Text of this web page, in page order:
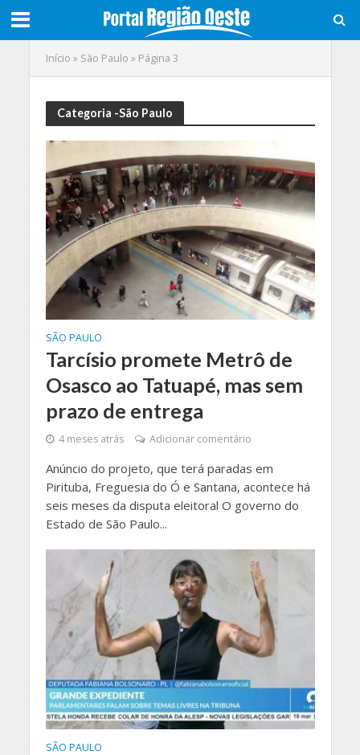
Início » São Paulo » Página 3
Categoria -São Paulo
SÃO PAULO
Tarcísio promete Metrô de
Osasco ao Tatuapé, mas sem
prazo de entrega
4 meses atrás Adicionar comentário
Anúncio do projeto, que terá paradas em
Pirituba, Freguesia do Ó e Santana, acontece há
seis meses da disputa eleitoral O governo do
Estado de São Paulo...
SÃO PAULO